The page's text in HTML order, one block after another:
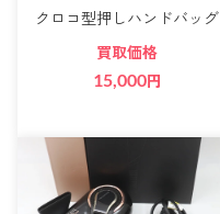
クロコ型押しハンドバッグ
買取価格
15,000円